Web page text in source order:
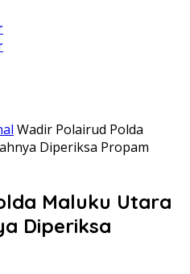
Wadir Polairud Polda
Diperiksa Propam
Maluku Utara
Diperiksa